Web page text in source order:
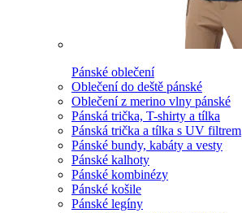
Pánské oblečení
Oblečení do deště pánské
Oblečení z merino vlny pánské
Pánská trička, T-shirty a tílka
Pánská trička a tílka s UV filtrem
Pánské bundy, kabáty a vesty
Pánské kalhoty
Pánské kombinézy
Pánské košile
Pánské legíny